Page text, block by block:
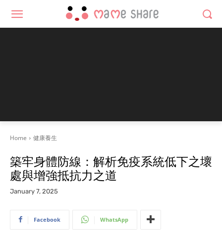
Home 健康養生
築牢身體防線：解析免疫系統低下之壞
處與增強抵抗力之道
January 7, 2025
Facebook WhatsApp